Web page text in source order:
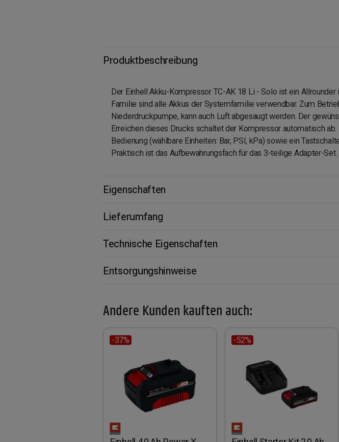
Produktbeschreibung
Der Einhell Akku-Kompressor TC-AK 18 Li - Solo ist ein
Familie sind alle Akkus der Systemfamilie verwendbar. Zum
Niederdruckpumpe, kann auch Luft abgesaugt werden. Der
Erreichen dieses Drucks schaltet der Kompressor automatisch
Bedienung (wählbare Einheiten: Bar, PSI, kPa) sowie ein
Praktisch ist das Aufbewahrungsfach für das 3-teilige Adapter-
Eigenschaften
Lieferumfang
Technische Eigenschaften
Entsorgungshinweise
Andere Kunden kauften auch:
-37% -52%